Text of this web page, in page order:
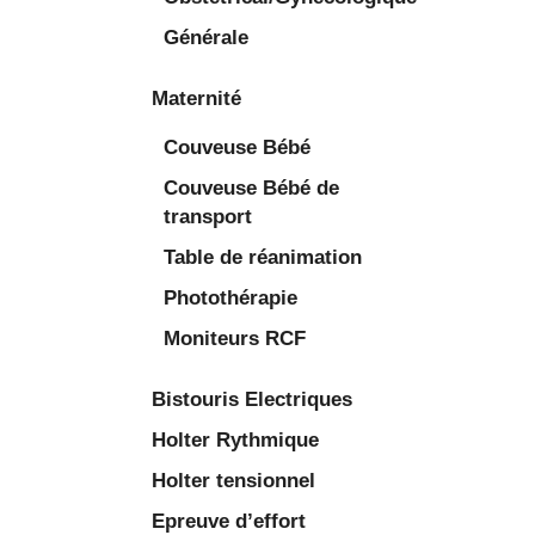
Générale
Maternité
Couveuse Bébé
Couveuse Bébé de
transport
Table de réanimation
Photothérapie
Moniteurs RCF
Bistouris Electriques
Holter Rythmique
Holter tensionnel
Epreuve d’effort